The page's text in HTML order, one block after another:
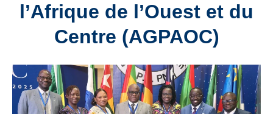
l’Afrique de l’Ouest et du
Centre (AGPAOC)